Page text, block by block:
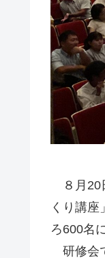
８月20
くり講座
ろ600名
研修会